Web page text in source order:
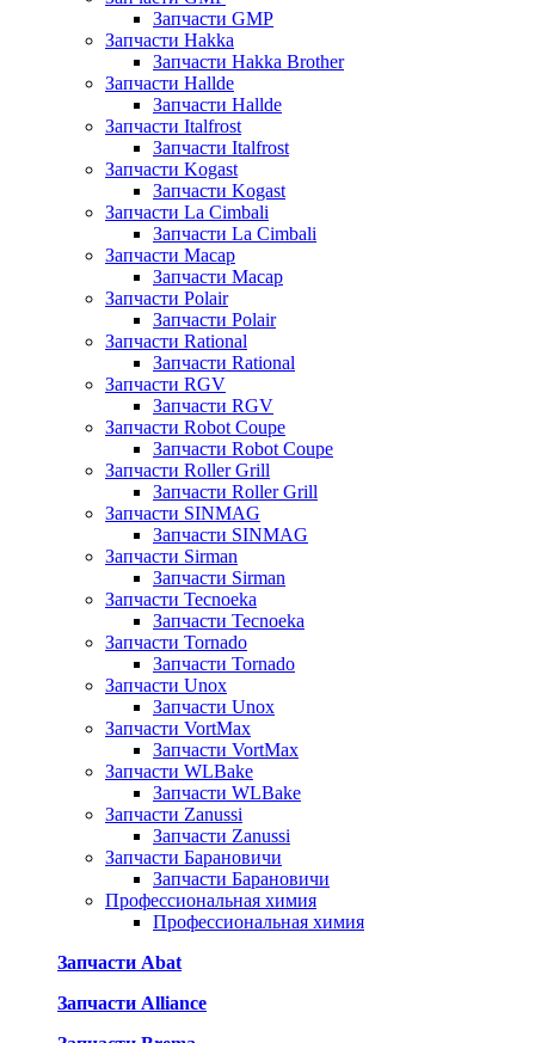
Запчасти GMP
Запчасти Hakka
Запчасти Hakka Brother
Запчасти Hallde
Запчасти Hallde
Запчасти Italfrost
Запчасти Italfrost
Запчасти Kogast
Запчасти Kogast
Запчасти La Cimbali
Запчасти La Cimbali
Запчасти Macap
Запчасти Macap
Запчасти Polair
Запчасти Polair
Запчасти Rational
Запчасти Rational
Запчасти RGV
Запчасти RGV
Запчасти Robot Coupe
Запчасти Robot Coupe
Запчасти Roller Grill
Запчасти Roller Grill
Запчасти SINMAG
Запчасти SINMAG
Запчасти Sirman
Запчасти Sirman
Запчасти Tecnoeka
Запчасти Tecnoeka
Запчасти Tornado
Запчасти Tornado
Запчасти Unox
Запчасти Unox
Запчасти VortMax
Запчасти VortMax
Запчасти WLBake
Запчасти WLBake
Запчасти Zanussi
Запчасти Zanussi
Запчасти Барановичи
Запчасти Барановичи
Профессиональная химия
Профессиональная химия
Запчасти Abat
Запчасти Alliance